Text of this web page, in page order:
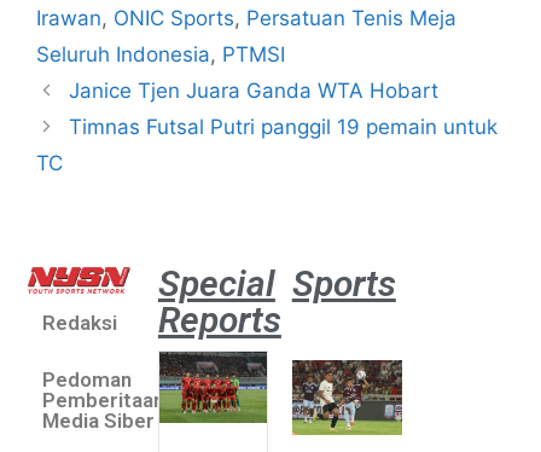
Irawan, ONIC Sports, Persatuan Tenis Meja
Seluruh Indonesia, PTMSI
Janice Tjen Juara Ganda WTA Hobart
Timnas Futsal Putri panggil 19 pemain untuk
TC
Redaksi
Pedoman
Pemberitaan
Media Siber
Special
Reports
Sports